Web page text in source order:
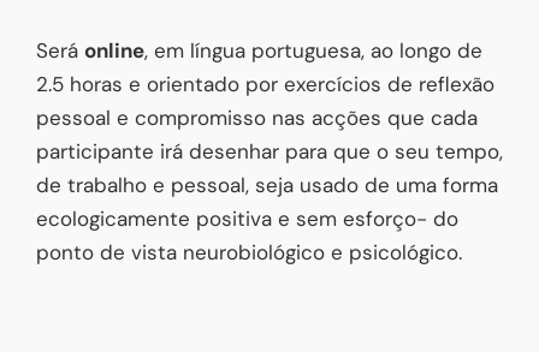
Será online, em língua portuguesa, ao longo de
2.5 horas e orientado por exercícios de reflexão
pessoal e compromisso nas acções que cada
participante irá desenhar para que o seu tempo,
de trabalho e pessoal, seja usado de uma forma
ecologicamente positiva e sem esforço- do
ponto de vista neurobiológico e psicológico.